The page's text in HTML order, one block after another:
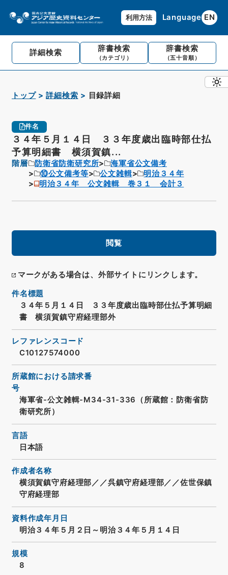
利用方法 Language EN
詳細検索 辞書検索
（カテゴリ）
辞書検索
（五十音順）
トップ 詳細検索 目録詳細
件名
３４年５月１４日 ３３年度歳出臨時部仕払
予算明細書 横須賀鎮...
階層 防衛省防衛研究所
海軍省公文備考
⑩公文備考等
公文雑輯
明治３４年
明治３４年 公文雑輯 巻３１ 会計３
閲覧
マークがある場合は、外部サイトにリンクします。
件名標題
３４年５月１４日 ３３年度歳出臨時部仕払予算明細
書 横須賀鎮守府経理部外
レファレンスコード
C10127574000
所蔵館における請求番
号
海軍省-公文雑輯-M34-31-336（所蔵館：防衛省防
衛研究所）
言語
日本語
作成者名称
横須賀鎮守府経理部／／呉鎮守府経理部／／佐世保鎮
守府経理部
資料作成年月日
明治３４年５月２日～明治３４年５月１４日
規模
8